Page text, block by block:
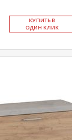
КУ­ПИТЬ В
ОДИН КЛИК